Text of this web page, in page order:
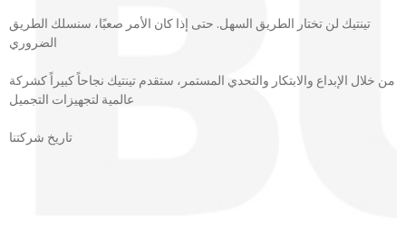
تينتيك لن تختار الطريق السهل. حتى إذا كان الأمر صعبًا، سنسلك الطريق
الضروري
من خلال الإبداع والابتكار والتحدي المستمر، ستقدم تينتيك نجاحاً كبيراً كشركة
عالمية لتجهيزات التجميل
تاريخ شركتنا